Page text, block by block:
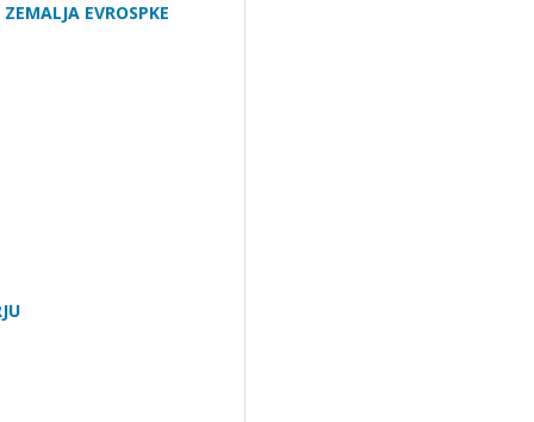
EVROSPKE